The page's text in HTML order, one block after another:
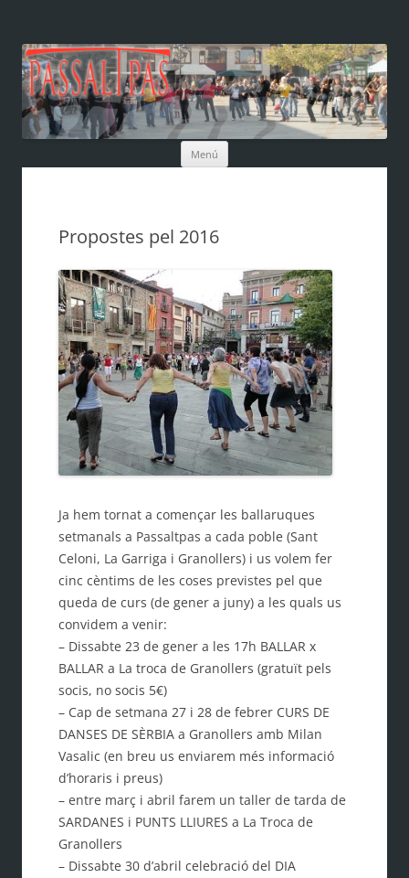
Menú
contingut
Propostes pel 2016
Ja hem tornat a començar les ballaruques
setmanals a Passaltpas a cada poble (Sant
Celoni, La Garriga i Granollers) i us volem fer
cinc cèntims de les coses previstes pel que
queda de curs (de gener a juny) a les quals us
convidem a venir:
– Dissabte 23 de gener a les 17h BALLAR x
BALLAR a La troca de Granollers (gratuït pels
socis, no socis 5€)
– Cap de setmana 27 i 28 de febrer CURS DE
DANSES DE SÈRBIA a Granollers amb Milan
Vasalic (en breu us enviarem més informació
d’horaris i preus)
– entre març i abril farem un taller de tarda de
SARDANES i PUNTS LLIURES a La Troca de
Granollers
– Dissabte 30 d’abril celebració del DIA